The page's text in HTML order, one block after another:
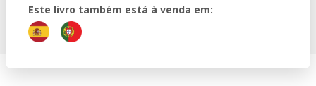
Este livro também está à venda em: